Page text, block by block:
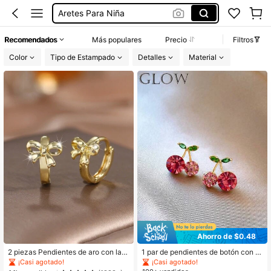
Aretes Para Niña
Aretes
Recomendados Más populares Precio
Filtros
Color
Tipo de Estampado Detalles Material
2 piezas Pendientes de aro con laz
o adorable chapados en oro, regalo
de joyería para fiesta de cumpleaño
¡Casi agotado!
Ahorro de $0.48
1 par de pendientes de botón con di
seño de cereza dulce y lindo, versá
til, adecuado para uso diario y de fi
¡Casi agotado!